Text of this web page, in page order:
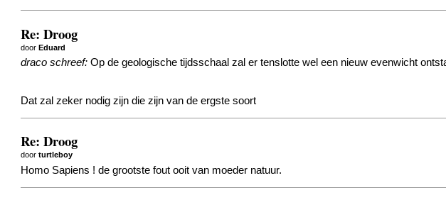
Re: Droog
doorEduard
draco schreef: Op de geologische tijdsschaal zal er tenslotte wel een nieuw evenwicht
Dat zal zeker nodig zijn die zijn van de ergste soort
Re: Droog
doorturtleboy
Homo Sapiens ! de grootste fout ooit van moeder natuur.